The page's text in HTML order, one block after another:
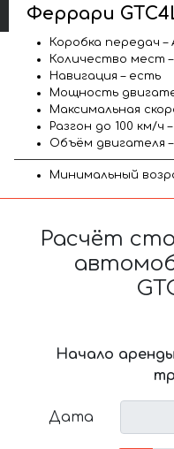
Феррари
Коробка передач
Количество мест
Навигация – есть
Мощность
Максимальная
Разгон до 100 км/ч
Объём двигателя –
Минимальный
Расчёт
Начало
Дата